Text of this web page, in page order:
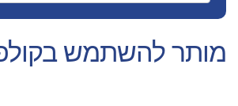
בקולפן בשבת?